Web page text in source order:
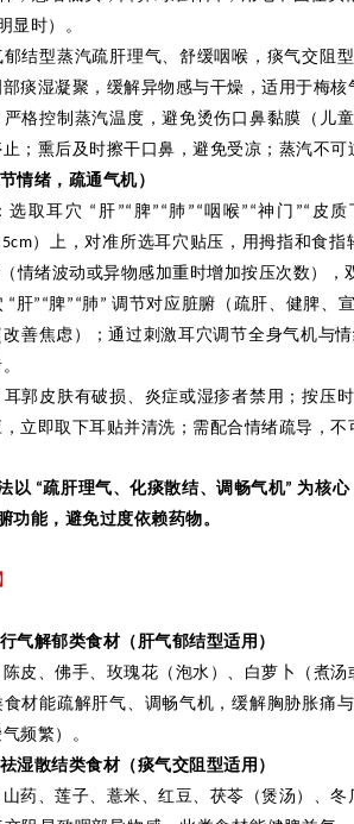
显时）。
郁结型蒸汽疏肝理气、舒缓咽喉，痰气交阻
痰湿凝聚，缓解异物感与干燥，适用于梅
严格控制蒸汽温度，避免烫伤口鼻黏膜（儿
；熏后及时擦干口鼻，避免受凉；蒸汽不
情绪，疏通气机）
：选取耳穴 “ 肝 ”“ 脾”“ 肺 ”“咽喉”“神门 ”“ 皮质
）上，对准所选耳穴贴压，用拇指和食
情绪波动或异物感加重时增加按压次数），
“ 肝”“脾”“肺”调节对应脏腑（疏肝、健脾、
善焦虑）；通过刺激耳穴调节全身气机与
耳郭皮肤有破损、炎症或湿疹者禁用；按压
立即取下耳贴并清洗；需配合情绪疏导，
以“疏肝理气、化痰散结、调畅气机”为核心
功能，避免过度依赖药物。
气解郁类食材（肝气郁结型适用）
皮、佛手、玫瑰花（泡水）、白萝卜（煮
食材能疏解肝气、调畅气机，缓解胸胁胀痛
频繁）。
湿散结类食材（痰气交阻型适用）
药、莲子、薏米、红豆、茯苓（煲汤）、